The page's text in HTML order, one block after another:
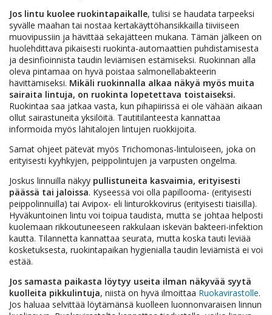
Jos lintu kuolee ruokintapaikalle, tulisi se haudata tarpeeksi
syvälle maahan tai nostaa kertakäyttöhansikkailla tiiviiseen
muovipussiin ja hävittää sekajätteen mukana. Tämän jälkeen on
huolehdittava pikaisesti ruokinta-automaattien puhdistamisesta
ja desinfioinnista taudin leviämisen estämiseksi. Ruokinnan alla
oleva pintamaa on hyvä poistaa salmonellabakteerin
hävittämiseksi. Mikäli ruokinnalla alkaa näkyä myös muita
sairaita lintuja, on ruokinta lopetettava toistaiseksi.
Ruokintaa saa jatkaa vasta, kun pihapiirissä ei ole vähään aikaan
ollut sairastuneita yksilöitä. Tautitilanteesta kannattaa
informoida myös lähitalojen lintujen ruokkijoita.
Samat ohjeet pätevät myös Trichomonas-lintuloiseen, joka on
erityisesti kyyhkyjen, peippolintujen ja varpusten ongelma.
Joskus linnuilla näkyy pullistuneita kasvaimia, erityisesti
päässä tai jaloissa. Kyseessä voi olla papillooma- (erityisesti
peippolinnuilla) tai Avipox- eli linturokkovirus (erityisesti tiaisilla).
Hyväkuntoinen lintu voi toipua taudista, mutta se johtaa helposti
kuolemaan rikkoutuneeseen rakkulaan iskevän bakteeri-infektion
kautta. Tilannetta kannattaa seurata, mutta koska tauti leviää
kosketuksesta, ruokintapaikan hygienialla taudin leviämistä ei voi
estää.
Jos samasta paikasta löytyy useita ilman näkyvää syytä
kuolleita pikkulintuja, niistä on hyvä ilmoittaa Ruokavirastolle.
Jos haluaa selvittää löytämänsä kuolleen luonnonvaraisen linnun